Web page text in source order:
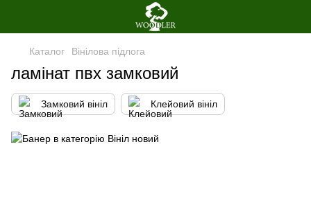
Каталог Вінілова пiдлога
ламінат пвх замковий
Замковий вініл Клейовий вініл